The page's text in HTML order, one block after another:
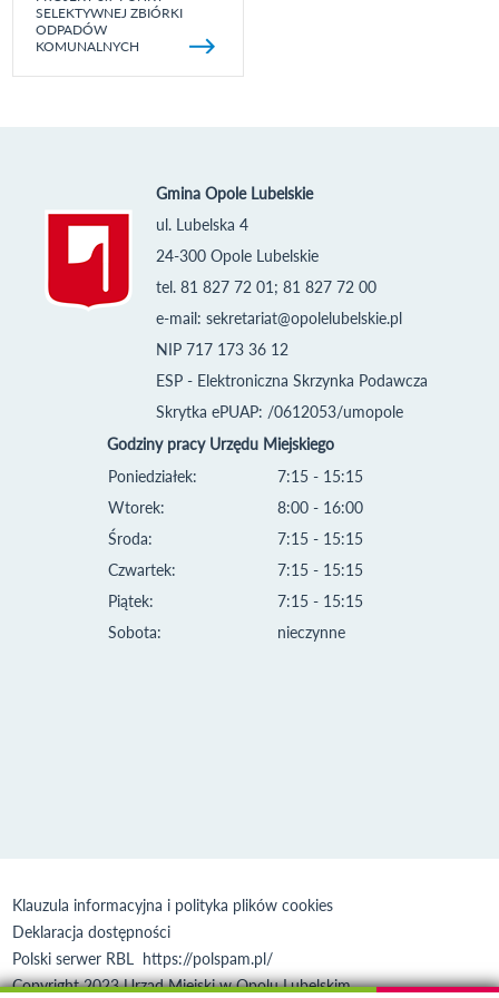
SELEKTYWNEJ ZBIÓRKI
ODPADÓW
KOMUNALNYCH
Gmina Opole Lubelskie
ul. Lubelska 4
24-300 Opole Lubelskie
tel. 81 827 72 01; 81 827 72 00
e-mail: sekretariat@opolelubelskie.pl
NIP 717 173 36 12
ESP - Elektroniczna Skrzynka Podawcza
Skrytka ePUAP: /0612053/umopole
Godziny pracy Urzędu Miejskiego
Poniedziałek:
Wtorek:
Środa:
Czwartek:
Piątek:
Sobota:
7:15 - 15:15
8:00 - 16:00
7:15 - 15:15
7:15 - 15:15
7:15 - 15:15
nieczynne
Klauzula informacyjna i polityka plików cookies
Deklaracja dostępności
Polski serwer RBL https://polspam.pl/
Copyright 2023 Urząd Miejski w Opolu Lubelskim